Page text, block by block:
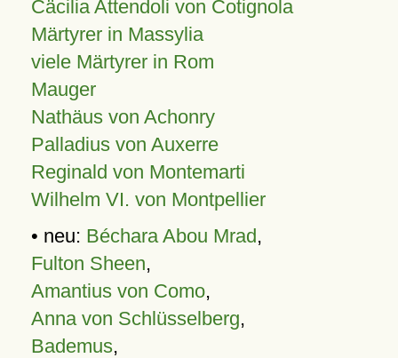
Cäcilia Attendoli von Cotignola
Märtyrer in Massylia
viele Märtyrer in Rom
Mauger
Nathäus von Achonry
Palladius von Auxerre
Reginald von Montemarti
Wilhelm VI. von Montpellier
• neu: Béchara Abou Mrad,
Fulton Sheen,
Amantius von Como,
Anna von Schlüsselberg,
Bademus,